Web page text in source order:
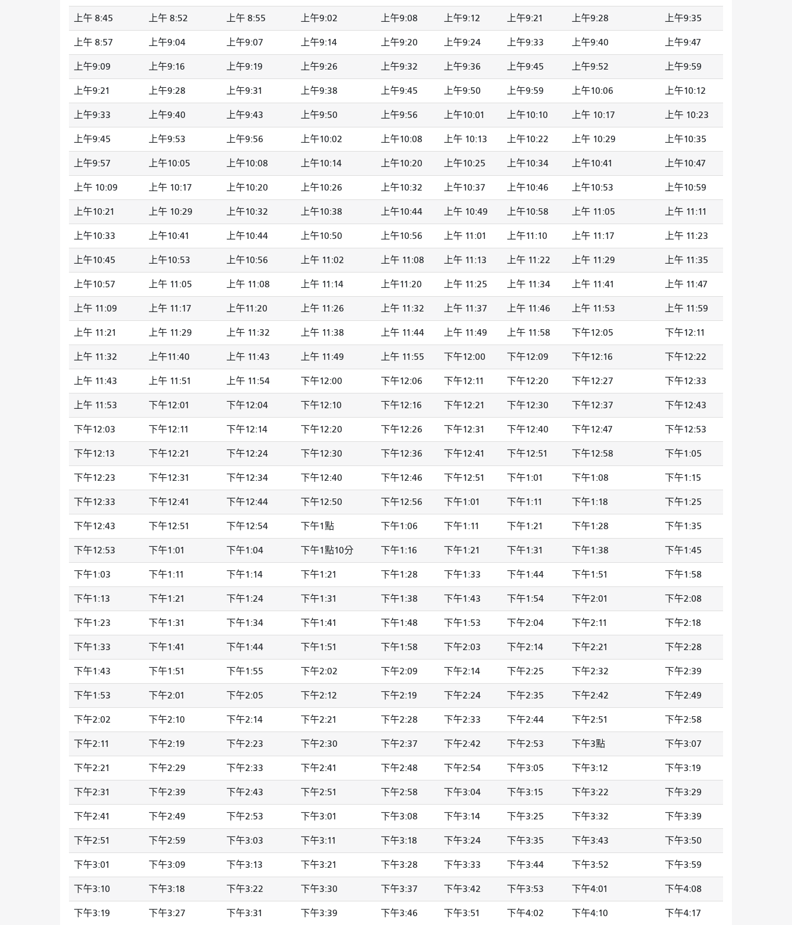
上午 8:45 上午 8:52 上午 8:55 上午9:02 上午9:08 上午9:12 上午9:21 上午9:28 上午9:35
上午 8:57 上午9:04 上午9:07 上午9:14 上午9:20 上午9:24 上午9:33 上午9:40 上午9:47
上午9:09 上午9:16 上午9:19 上午9:26 上午9:32 上午9:36 上午9:45 上午9:52 上午9:59
上午9:21 上午9:28 上午9:31 上午9:38 上午9:45 上午9:50 上午9:59 上午10:06 上午10:12
上午9:33 上午9:40 上午9:43 上午9:50 上午9:56 上午10:01 上午10:10 上午 10:17 上午 10:23
上午9:45 上午9:53 上午9:56 上午10:02 上午10:08 上午 10:13 上午10:22 上午 10:29 上午10:35
上午9:57 上午10:05 上午10:08 上午10:14 上午10:20 上午10:25 上午10:34 上午10:41 上午10:47
上午 10:09 上午 10:17 上午10:20 上午10:26 上午10:32 上午10:37 上午10:46 上午10:53 上午10:59
上午10:21 上午 10:29 上午10:32 上午10:38 上午10:44 上午 10:49 上午10:58 上午 11:05 上午 11:11
上午10:33 上午10:41 上午10:44 上午10:50 上午10:56 上午 11:01 上午11:10 上午 11:17 上午 11:23
上午10:45 上午10:53 上午10:56 上午 11:02 上午 11:08 上午 11:13 上午 11:22 上午 11:29 上午 11:35
上午10:57 上午 11:05 上午 11:08 上午 11:14 上午11:20 上午 11:25 上午 11:34 上午 11:41 上午 11:47
上午 11:09 上午 11:17 上午11:20 上午 11:26 上午 11:32 上午 11:37 上午 11:46 上午 11:53 上午 11:59
上午 11:21 上午 11:29 上午 11:32 上午 11:38 上午 11:44 上午 11:49 上午 11:58 下午12:05 下午12:11
上午 11:32 上午11:40 上午 11:43 上午 11:49 上午 11:55 下午12:00 下午12:09 下午12:16 下午12:22
上午 11:43 上午 11:51 上午 11:54 下午12:00 下午12:06 下午12:11 下午12:20 下午12:27 下午12:33
上午 11:53 下午12:01 下午12:04 下午12:10 下午12:16 下午12:21 下午12:30 下午12:37 下午12:43
下午12:03 下午12:11 下午12:14 下午12:20 下午12:26 下午12:31 下午12:40 下午12:47 下午12:53
下午12:13 下午12:21 下午12:24 下午12:30 下午12:36 下午12:41 下午12:51 下午12:58 下午1:05
下午12:23 下午12:31 下午12:34 下午12:40 下午12:46 下午12:51 下午1:01 下午1:08 下午1:15
下午12:33 下午12:41 下午12:44 下午12:50 下午12:56 下午1:01 下午1:11 下午1:18 下午1:25
下午12:43 下午12:51 下午12:54 下午1點 下午1:06 下午1:11 下午1:21 下午1:28 下午1:35
下午12:53 下午1:01 下午1:04 下午1點10分 下午1:16 下午1:21 下午1:31 下午1:38 下午1:45
下午1:03 下午1:11 下午1:14 下午1:21 下午1:28 下午1:33 下午1:44 下午1:51 下午1:58
下午1:13 下午1:21 下午1:24 下午1:31 下午1:38 下午1:43 下午1:54 下午2:01 下午2:08
下午1:23 下午1:31 下午1:34 下午1:41 下午1:48 下午1:53 下午2:04 下午2:11 下午2:18
下午1:33 下午1:41 下午1:44 下午1:51 下午1:58 下午2:03 下午2:14 下午2:21 下午2:28
下午1:43 下午1:51 下午1:55 下午2:02 下午2:09 下午2:14 下午2:25 下午2:32 下午2:39
下午1:53 下午2:01 下午2:05 下午2:12 下午2:19 下午2:24 下午2:35 下午2:42 下午2:49
下午2:02 下午2:10 下午2:14 下午2:21 下午2:28 下午2:33 下午2:44 下午2:51 下午2:58
下午2:11 下午2:19 下午2:23 下午2:30 下午2:37 下午2:42 下午2:53 下午3點 下午3:07
下午2:21 下午2:29 下午2:33 下午2:41 下午2:48 下午2:54 下午3:05 下午3:12 下午3:19
下午2:31 下午2:39 下午2:43 下午2:51 下午2:58 下午3:04 下午3:15 下午3:22 下午3:29
下午2:41 下午2:49 下午2:53 下午3:01 下午3:08 下午3:14 下午3:25 下午3:32 下午3:39
下午2:51 下午2:59 下午3:03 下午3:11 下午3:18 下午3:24 下午3:35 下午3:43 下午3:50
下午3:01 下午3:09 下午3:13 下午3:21 下午3:28 下午3:33 下午3:44 下午3:52 下午3:59
下午3:10 下午3:18 下午3:22 下午3:30 下午3:37 下午3:42 下午3:53 下午4:01 下午4:08
下午3:19 下午3:27 下午3:31 下午3:39 下午3:46 下午3:51 下午4:02 下午4:10 下午4:17